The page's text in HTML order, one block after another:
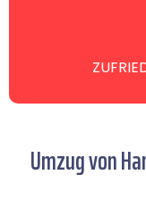
Umzug von